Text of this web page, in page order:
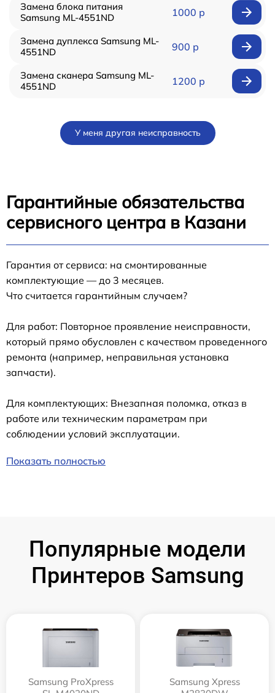
Замена блока питания
Samsung ML-4551ND
1000 р
Замена дуплекса Samsung ML-
4551ND
900 р
Замена сканера Samsung ML-
4551ND
1200 р
У меня другая неисправность
Гарантийные обязательства
сервисного центра в Казани
Гарантия от сервиса: на смонтированные
комплектующие — до 3 месяцев.
Что считается гарантийным случаем?
Для работ: Повторное проявление неисправности,
который прямо обусловлен с качеством проведенного
ремонта (например, неправильная установка
запчасти).
Для комплектующих: Внезапная поломка, отказ в
работе или техническим параметрам при
соблюдении условий эксплуатации.
Показать полностью
Популярные модели
Принтеров Samsung
Samsung ProXpress
Samsung Xpress